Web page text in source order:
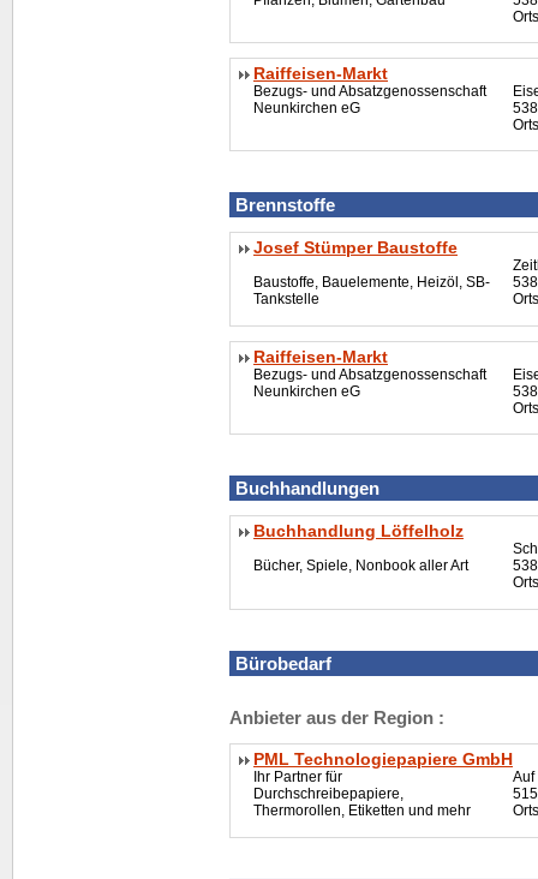
Raiffeisen-Markt
Bezugs- und Absatzgenossenschaft
Neunkirchen eG
Brennstoffe
Josef Stümper Baustoffe
Baustoffe, Bauelemente, Heizöl, SB-
Tankstelle
Raiffeisen-Markt
Bezugs- und Absatzgenossenschaft
Neunkirchen eG
Buchhandlungen
Buchhandlung Löffelholz
Bücher, Spiele, Nonbook aller Art
Bürobedarf
Anbieter aus der Region :
PML Technologiepapiere GmbH
Ihr Partner für
Durchschreibepapiere,
Thermorollen, Etiketten und mehr
Auf